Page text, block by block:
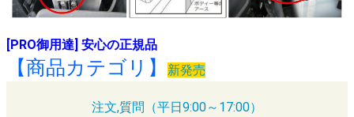
[PRO御用達] 安心の正規品
【商品カテゴリ】 新発売
注文,質問（平日9:00～17:00）